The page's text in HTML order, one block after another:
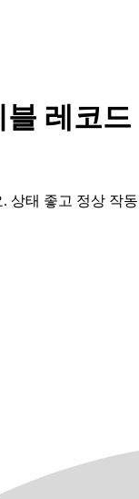
레코드
상태 좋고 정상 작